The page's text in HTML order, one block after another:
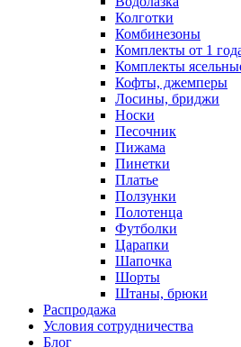
Колготки
Комбинезоны
Комплекты от 1
Комплекты
Кофты, джемперы
Лосины, бриджи
Носки
Песочник
Пижама
Пинетки
Платье
Ползунки
Полотенца
Футболки
Царапки
Шапочка
Шорты
Штаны, брюки
Распродажа
Условия сотрудничества
Блог